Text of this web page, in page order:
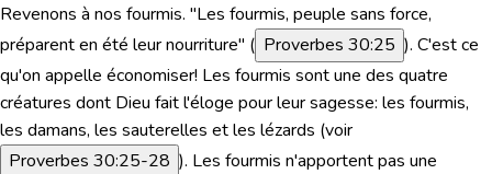
Revenons à nos fourmis. "Les fourmis, peuple sans force,
préparent en été leur nourriture" ( Proverbes 30:25 ). C'est ce
qu'on appelle économiser! Les fourmis sont une des quatre
créatures dont Dieu fait l'éloge pour leur sagesse: les fourmis,
les damans, les sauterelles et les lézards (voir
Proverbes 30:25-28 ). Les fourmis n'apportent pas une